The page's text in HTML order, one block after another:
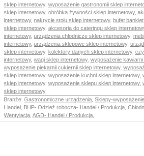
sklep internetowy, wyposażenie gastronomii sklep
sklep internetowy, obróbka żywności sklep internetowy,
internetowy, nakrycie stołu sklep internetowy, bufet
sklep internetowy, akcesoria do cateringu sklep
internetowy, urządzenia chłodnicze sklep internetowy,
internetowy, urządzenia sklepowe sklep internetowy,
sklep internetowy, kolektory danych sklep internetowy,
internetowy, wagi sklep internetowy, wyposażenie
wyposażenie piekarnii cukiernii sklep internetowy,
sklep internetowy, wyposażenie kuchni sklep internetowy,
sklep internetowy, wyposażenie sklepu sklep internetowy,
sklep internetowy,
Branże: Gastronomiczne urządzenia Sklepy-
Handel BHP- Odzież robocza- Handel / Produkcja
Wentylacja AGD- Handel / Produkcja